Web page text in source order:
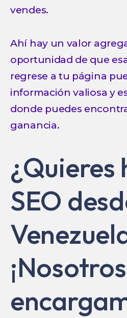
vendes.
Ahí hay un valor
oportunidad de que
regrese a tu página
información valiosa y
donde puedes
ganancia.
¿Quieres
SEO